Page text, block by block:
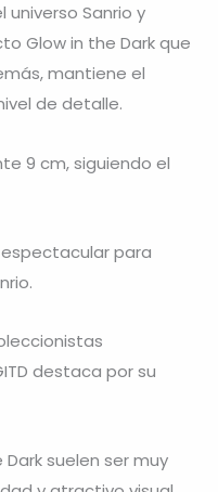
universo Sanrio y
Glow in the Dark que
mantiene el
de detalle.
9 cm, siguiendo el
para
destaca por su
suelen ser muy